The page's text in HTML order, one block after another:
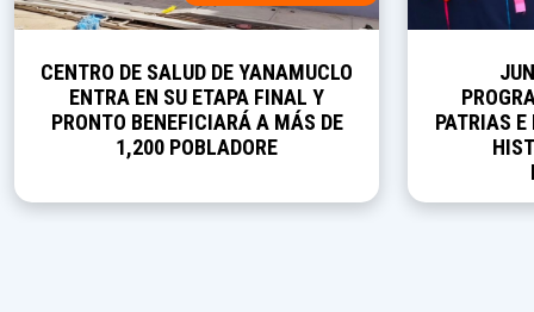
CENTRO DE SALUD DE YANAMUCLO
ENTRA EN SU ETAPA FINAL Y
PRONTO BENEFICIARÁ A MÁS DE
1,200 POBLADORE
PATRIAS